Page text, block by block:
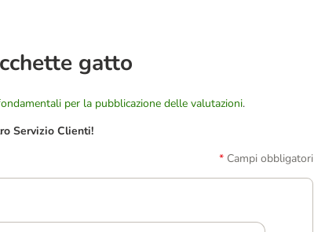
gatto
per la pubblicazione delle valutazioni.
Servizio Clienti!
Campi obbligatori